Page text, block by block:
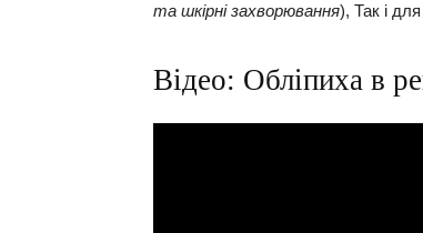
та шкірні захворювання), Так і
Відео: Обліпиха в